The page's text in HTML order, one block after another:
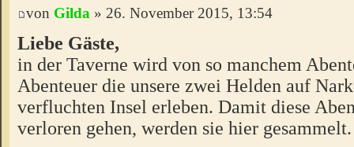
von Gilda » 26. November 2015, 13:54
Liebe Gäste,
in der Taverne wird von so manchem
Abenteuer die unsere zwei Helden auf
verfluchten Insel erleben. Damit diese
verloren gehen, werden sie hier gesammelt.